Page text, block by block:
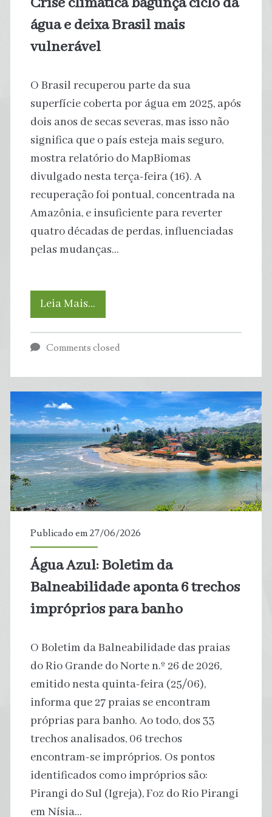
o
e
por
que
devemos
agir
agora
água e deixa Brasil mais
vulnerável
O Brasil recuperou parte da sua
superfície coberta por água em 2025, após
dois anos de secas severas, mas isso não
significa que o país esteja mais seguro,
mostra relatório do MapBiomas
divulgado nesta terça-feira (16). A
recuperação foi pontual, concentrada na
Amazônia, e insuficiente para reverter
quatro décadas de perdas, influenciadas
pelas mudanças…
Leia Mais…
climática
da
água
e
deixa
mais
Comments closed
Publicado em 27/06/2026
Água Azul: Boletim da
Balneabilidade aponta 6 trechos
impróprios para banho
O Boletim da Balneabilidade das praias
do Rio Grande do Norte n.º 26 de 2026,
emitido nesta quinta-feira (25/06),
informa que 27 praias se encontram
próprias para banho. Ao todo, dos 33
trechos analisados, 06 trechos
encontram-se impróprios. Os pontos
identificados como impróprios são:
Pirangi do Sul (Igreja), Foz do Rio Pirangi
em Nísia…